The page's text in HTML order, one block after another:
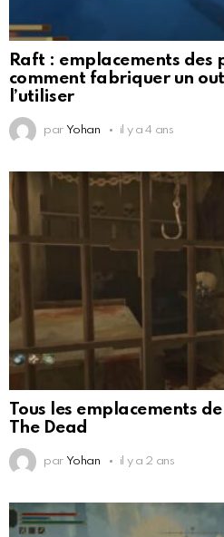
Raft : emplacements des
comment fabriquer un
l’utiliser
par Yohan il y a 4 ans
Tous les emplacements
The Dead
par Yohan il y a 2 ans